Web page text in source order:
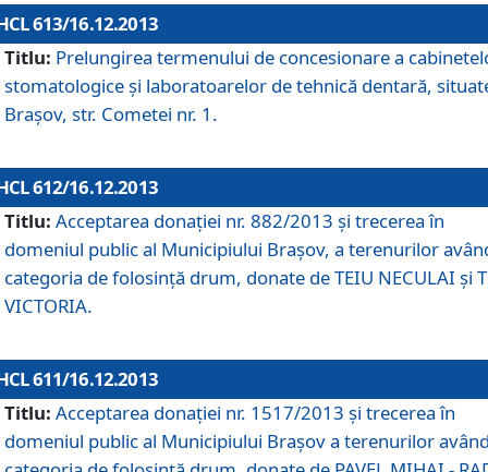
613/16.12.2013
Titlu: Prelungirea termenului de concesionare a
stomatologice şi laboratoarelor de tehnică dentară,
Braşov, str. Cometei nr. 1.
612/16.12.2013
Titlu: Acceptarea donaţiei nr. 882/2013 şi trecerea în
domeniul public al Municipiului Braşov, a terenurilor
categoria de folosinţă drum, donate de TEIU NECULAI şi
VICTORIA.
611/16.12.2013
Titlu: Acceptarea donaţiei nr. 1517/2013 şi trecerea în
domeniul public al Municipiului Braşov a terenurilor